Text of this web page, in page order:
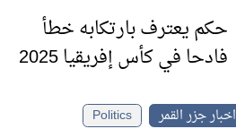
حكم يعترف بارتكابه خطأ
فادحا في كأس إفريقيا 2025
اخبار جزر القمر
Politics